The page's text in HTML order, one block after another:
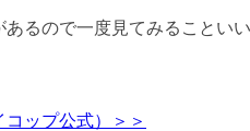
るので一度見てみることいい
コップ公式）＞＞